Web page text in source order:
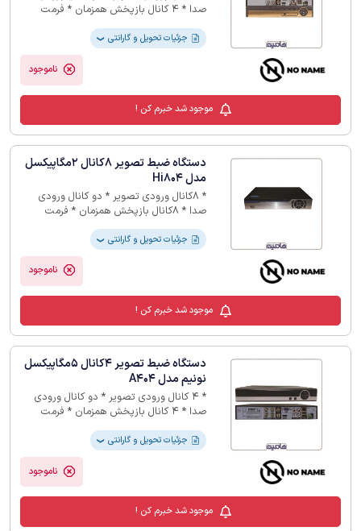
صدا * 4 کانال بازپخش همزمان * فرمت
جزئیات تحویل و گارانتی ❯
ناموجود
موجود شد خبرم کن !
دستگاه ضبط تصویر 8کانال 2مگاپیکسل
مدل Hi804
* 8کانال ورودی تصویر * دو کانال ورودی
صدا * 8کانال بازپخش همزمان * فرمت
جزئیات تحویل و گارانتی ❯
ناموجود
موجود شد خبرم کن !
دستگاه ضبط تصویر 4کانال 5مگاپیکسل
نونیم مدل A404
* 4 کانال ورودی تصویر * دو کانال ورودی
صدا * 4 کانال بازپخش همزمان * فرمت
جزئیات تحویل و گارانتی ❯
ناموجود
موجود شد خبرم کن !